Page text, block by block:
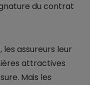
du contrat
assureurs leur
attractives
Mais les